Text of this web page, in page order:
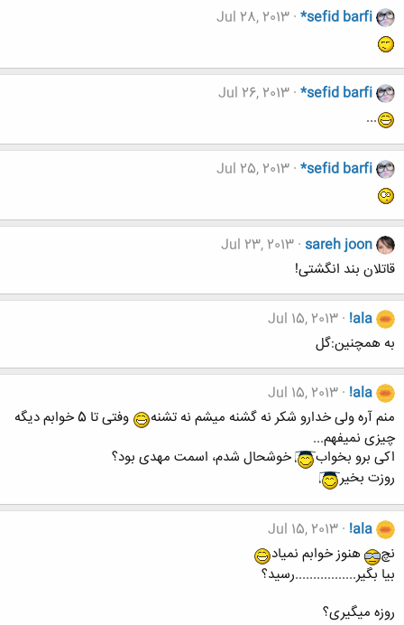
*sefid barfi
Jul 28, 2013
*sefid barfi
Jul 26, 2013
...
*sefid barfi
Jul 25, 2013
sareh joon
Jul 23, 2013
قاتلان بند انگشتی!
!ala
Jul 15, 2013
به همچنین:گل
!ala
Jul 15, 2013
منم آره ولی خدارو شکر نه گشنه میشم نه تشنه
وفتی تا 5 خوابم دیگه
چیزی نمیفهم...
اکی برو بخواب
خوشحال شدم، اسمت مهدی بود؟
روزت بخیر
!ala
Jul 15, 2013
نچ
هنوز خوابم نمیاد
بیا بگیر.................رسید؟
روزه میگیری؟